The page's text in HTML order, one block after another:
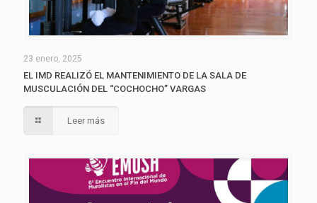
23 enero, 2025
EL IMD REALIZÓ EL MANTENIMIENTO DE LA SALA DE
MUSCULACIÓN DEL “COCHOCHO” VARGAS
Leer más